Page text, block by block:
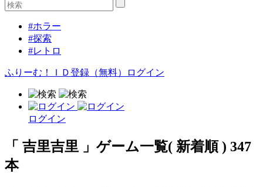
#ホラー
#探索
#レトロ
ふりーむ！ＩＤ登録（無料） ログイン
ログイン
「 吉里吉里 」ゲーム一覧( 新着順 ) 347
本